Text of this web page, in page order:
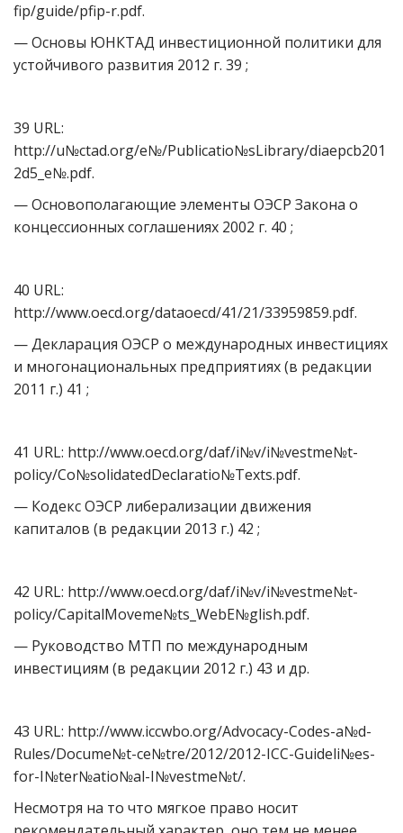
fip/guide/pfip-r.pdf.
— Основы ЮНКТАД инвестиционной политики для
устойчивого развития 2012 г. 39 ;
39 URL:
http://u№ctad.org/e№/Publicatio№sLibrary/diaepcb201
2d5_e№.pdf.
— Основополагающие элементы ОЭСР Закона о
концессионных соглашениях 2002 г. 40 ;
40 URL:
http://www.oecd.org/dataoecd/41/21/33959859.pdf.
— Декларация ОЭСР о международных инвестициях
и многонациональных предприятиях (в редакции
2011 г.) 41 ;
41 URL: http://www.oecd.org/daf/i№v/i№vestme№t-
policy/Co№solidatedDeclaratio№Texts.pdf.
— Кодекс ОЭСР либерализации движения
капиталов (в редакции 2013 г.) 42 ;
42 URL: http://www.oecd.org/daf/i№v/i№vestme№t-
policy/CapitalMoveme№ts_WebE№glish.pdf.
— Руководство МТП по международным
инвестициям (в редакции 2012 г.) 43 и др.
43 URL: http://www.iccwbo.org/Advocacy-Codes-a№d-
Rules/Docume№t-ce№tre/2012/2012-ICC-Guideli№es-
for-I№ter№atio№al-I№vestme№t/.
Несмотря на то что мягкое право носит